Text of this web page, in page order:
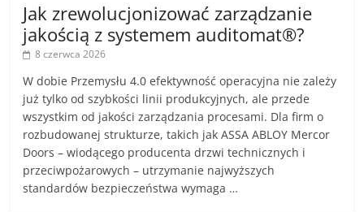
Jak zrewolucjonizować zarządzanie
jakością z systemem auditomat®?
8 czerwca 2026
W dobie Przemysłu 4.0 efektywność operacyjna nie zależy
już tylko od szybkości linii produkcyjnych, ale przede
wszystkim od jakości zarządzania procesami. Dla firm o
rozbudowanej strukturze, takich jak ASSA ABLOY Mercor
Doors – wiodącego producenta drzwi technicznych i
przeciwpożarowych – utrzymanie najwyższych
standardów bezpieczeństwa wymaga …